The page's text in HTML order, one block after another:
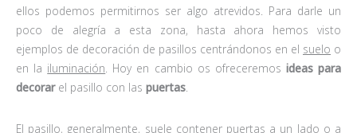
ellos podemos permitirnos ser algo atrevidos. Para darle un
poco de alegría a esta zona, hasta ahora hemos visto
ejemplos de decoración de pasillos centrándonos en el suelo o
en la iluminación . Hoy en cambio os ofreceremos ideas para
decorarel pasillo con las puertas
El pasillo, generalmente, suele contener puertas a un lado o a